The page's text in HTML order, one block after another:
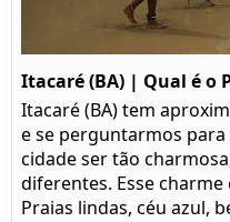
Itacaré (BA) | Qual é o
Itacaré (BA) tem
e se perguntarmos para
cidade ser tão
diferentes. Esse
Praias lindas, céu azul,